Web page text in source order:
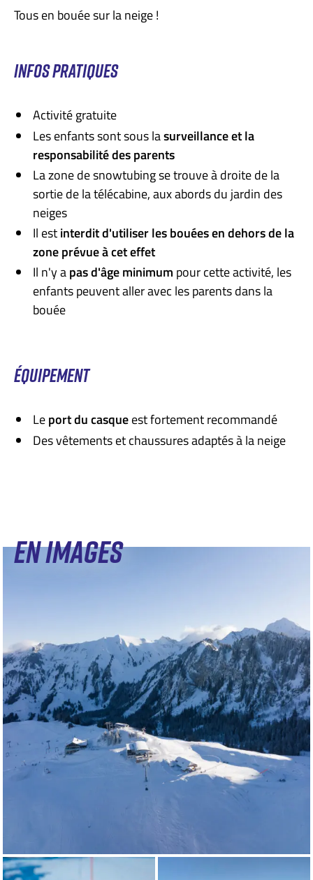
Tous en bouée sur la neige !
INFOS PRATIQUES
Activité gratuite
Les enfants sont sous lasurveillance et la
responsabilité des parents
La zone de snowtubing se trouve à droite de la
sortie de la télécabine, aux abords du jardin des
neiges
Il estinterdit d'utiliser les bouées en dehors de la
zone prévue à cet effet
Il n'y apas d'âge minimum pour cette activité, les
enfants peuvent aller avec les parents dans la
bouée
ÉQUIPEMENT
Leport du casqueest fortement recommandé
Des vêtements et chaussures adaptés à la neige
EN IMAGES